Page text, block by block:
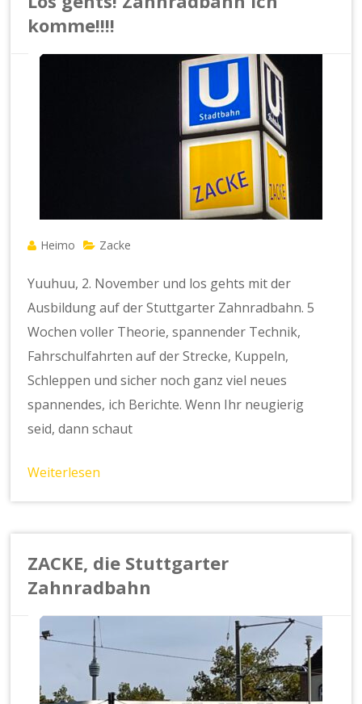
komme!!!!
Heimo Zacke
Yuuhuu, 2. November und los gehts mit der
Ausbildung auf der Stuttgarter Zahnradbahn. 5
Wochen voller Theorie, spannender Technik,
Fahrschulfahrten auf der Strecke, Kuppeln,
Schleppen und sicher noch ganz viel neues
spannendes, ich Berichte. Wenn Ihr neugierig
seid, dann schaut
Weiterlesen
ZACKE, die Stuttgarter
Zahnradbahn